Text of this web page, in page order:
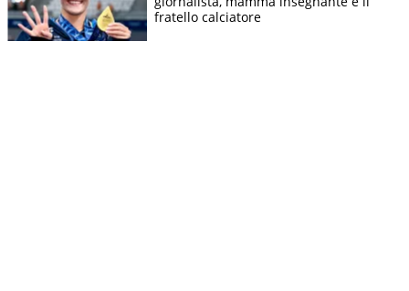
fratello calciatore